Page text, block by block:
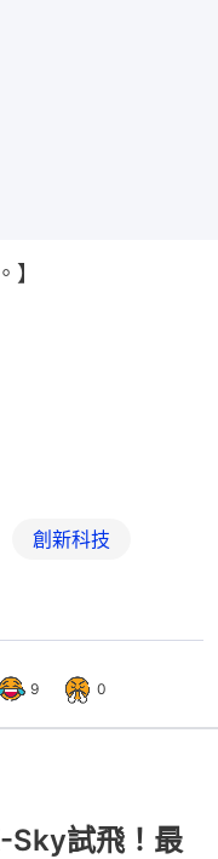
】
創新科技
9 0
Sky試飛！最